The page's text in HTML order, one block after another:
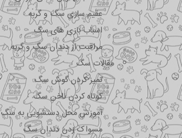
عقیم سازی سگ و گربه
اسباب بازی های سگ
مراقبت از دندان سگ و گربه
مقالات سگ
تمیز کردن گوش سگ
کوتاه کردن ناخن سگ
آموزش محل دستشویی به سگ
مسواک زدن دندان سگ